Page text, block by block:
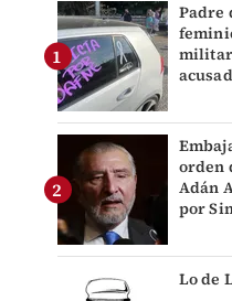
Padre
orden
Adán
por
Lo de